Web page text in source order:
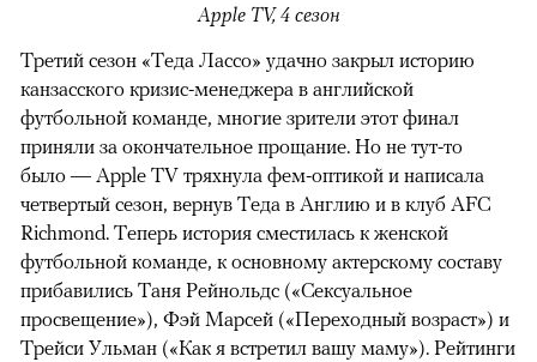
Apple TV, 4 сезон
00:00 / 00:00
Третий сезон «Теда Лассо» удачно закрыл историю
канзасского кризис-менеджера в английской
футбольной команде, многие зрители этот финал
приняли за окончательное прощание. Но не тут-то
было — Apple TV тряхнула фем-оптикой и написала
четвертый сезон, вернув Теда в Англию и в клуб AFC
Richmond. Теперь история сместилась к женской
футбольной команде, к основному актерскому составу
прибавились Таня Рейнольдс («Сексуальное
просвещение»), Фэй Марсей («Переходный возраст») и
Трейси Ульман («Как я встретил вашу маму»). Рейтинги